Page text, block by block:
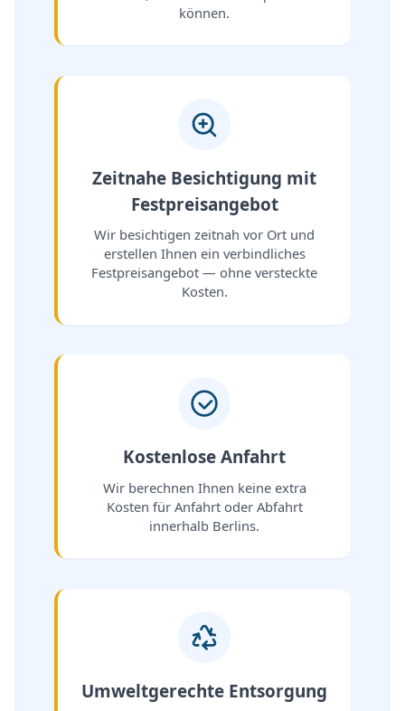
können.
Zeitnahe Besichtigung mit
Festpreisangebot
Wir besichtigen zeitnah vor Ort und
erstellen Ihnen ein verbindliches
Festpreisangebot — ohne versteckte
Kosten.
Kostenlose Anfahrt
Wir berechnen Ihnen keine extra
Kosten für Anfahrt oder Abfahrt
innerhalb Berlins.
Umweltgerechte Entsorgung